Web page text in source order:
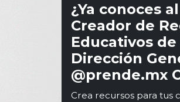
¿Ya conoces al
Creador de
Educativos de
Dirección
@prende.mx
Crea recursos para tus